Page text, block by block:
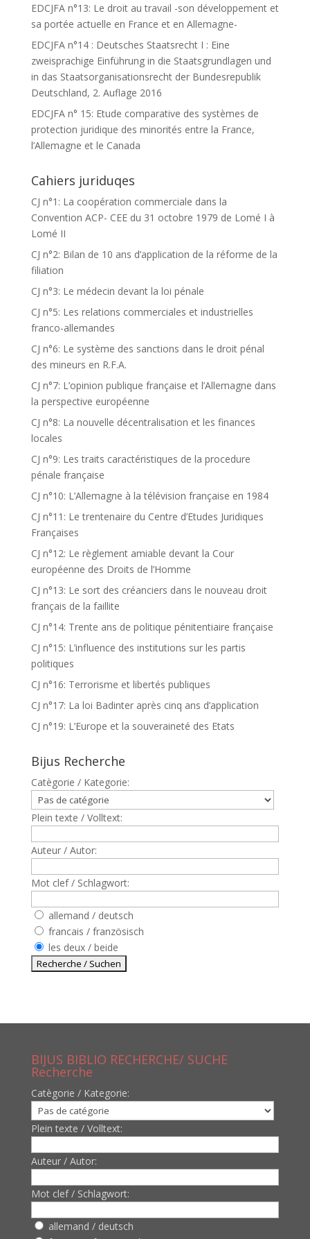
EDCJFA n°13: Le droit au travail -son développement et
sa portée actuelle en France et en Allemagne-
EDCJFA n°14 : Deutsches Staatsrecht I : Eine
zweisprachige Einführung in die Staatsgrundlagen und
in das Staatsorganisationsrecht der Bundesrepublik
Deutschland, 2. Auflage 2016
EDCJFA n° 15: Etude comparative des systèmes de
protection juridique des minorités entre la France,
l’Allemagne et le Canada
Cahiers juriduqes
CJ n°1: La coopération commerciale dans la
Convention ACP- CEE du 31 octobre 1979 de Lomé I à
Lomé II
CJ n°2: Bilan de 10 ans d’application de la réforme de la
filiation
CJ n°3: Le médecin devant la loi pénale
CJ n°5: Les relations commerciales et industrielles
franco-allemandes
CJ n°6: Le système des sanctions dans le droit pénal
des mineurs en R.F.A.
CJ n°7: L’opinion publique française et l’Allemagne dans
la perspective européenne
CJ n°8: La nouvelle décentralisation et les finances
locales
CJ n°9: Les traits caractéristiques de la procedure
pénale française
CJ n°10: L’Allemagne à la télévision française en 1984
CJ n°11: Le trentenaire du Centre d’Etudes Juridiques
Françaises
CJ n°12: Le règlement amiable devant la Cour
européenne des Droits de l’Homme
CJ n°13: Le sort des créanciers dans le nouveau droit
français de la faillite
CJ n°14: Trente ans de politique pénitentiaire française
CJ n°15: L’influence des institutions sur les partis
politiques
CJ n°16: Terrorisme et libertés publiques
CJ n°17: La loi Badinter après cinq ans d’application
CJ n°19: L’Europe et la souveraineté des Etats
Bijus Recherche
Catègorie / Kategorie:
Plein texte / Volltext:
Auteur / Autor:
Mot clef / Schlagwort:
allemand / deutsch
francais / französisch
les deux / beide
BIJUS BIBLIO RECHERCHE/ SUCHE
Recherche
Catègorie / Kategorie:
Plein texte / Volltext:
Auteur / Autor:
Mot clef / Schlagwort:
allemand / deutsch